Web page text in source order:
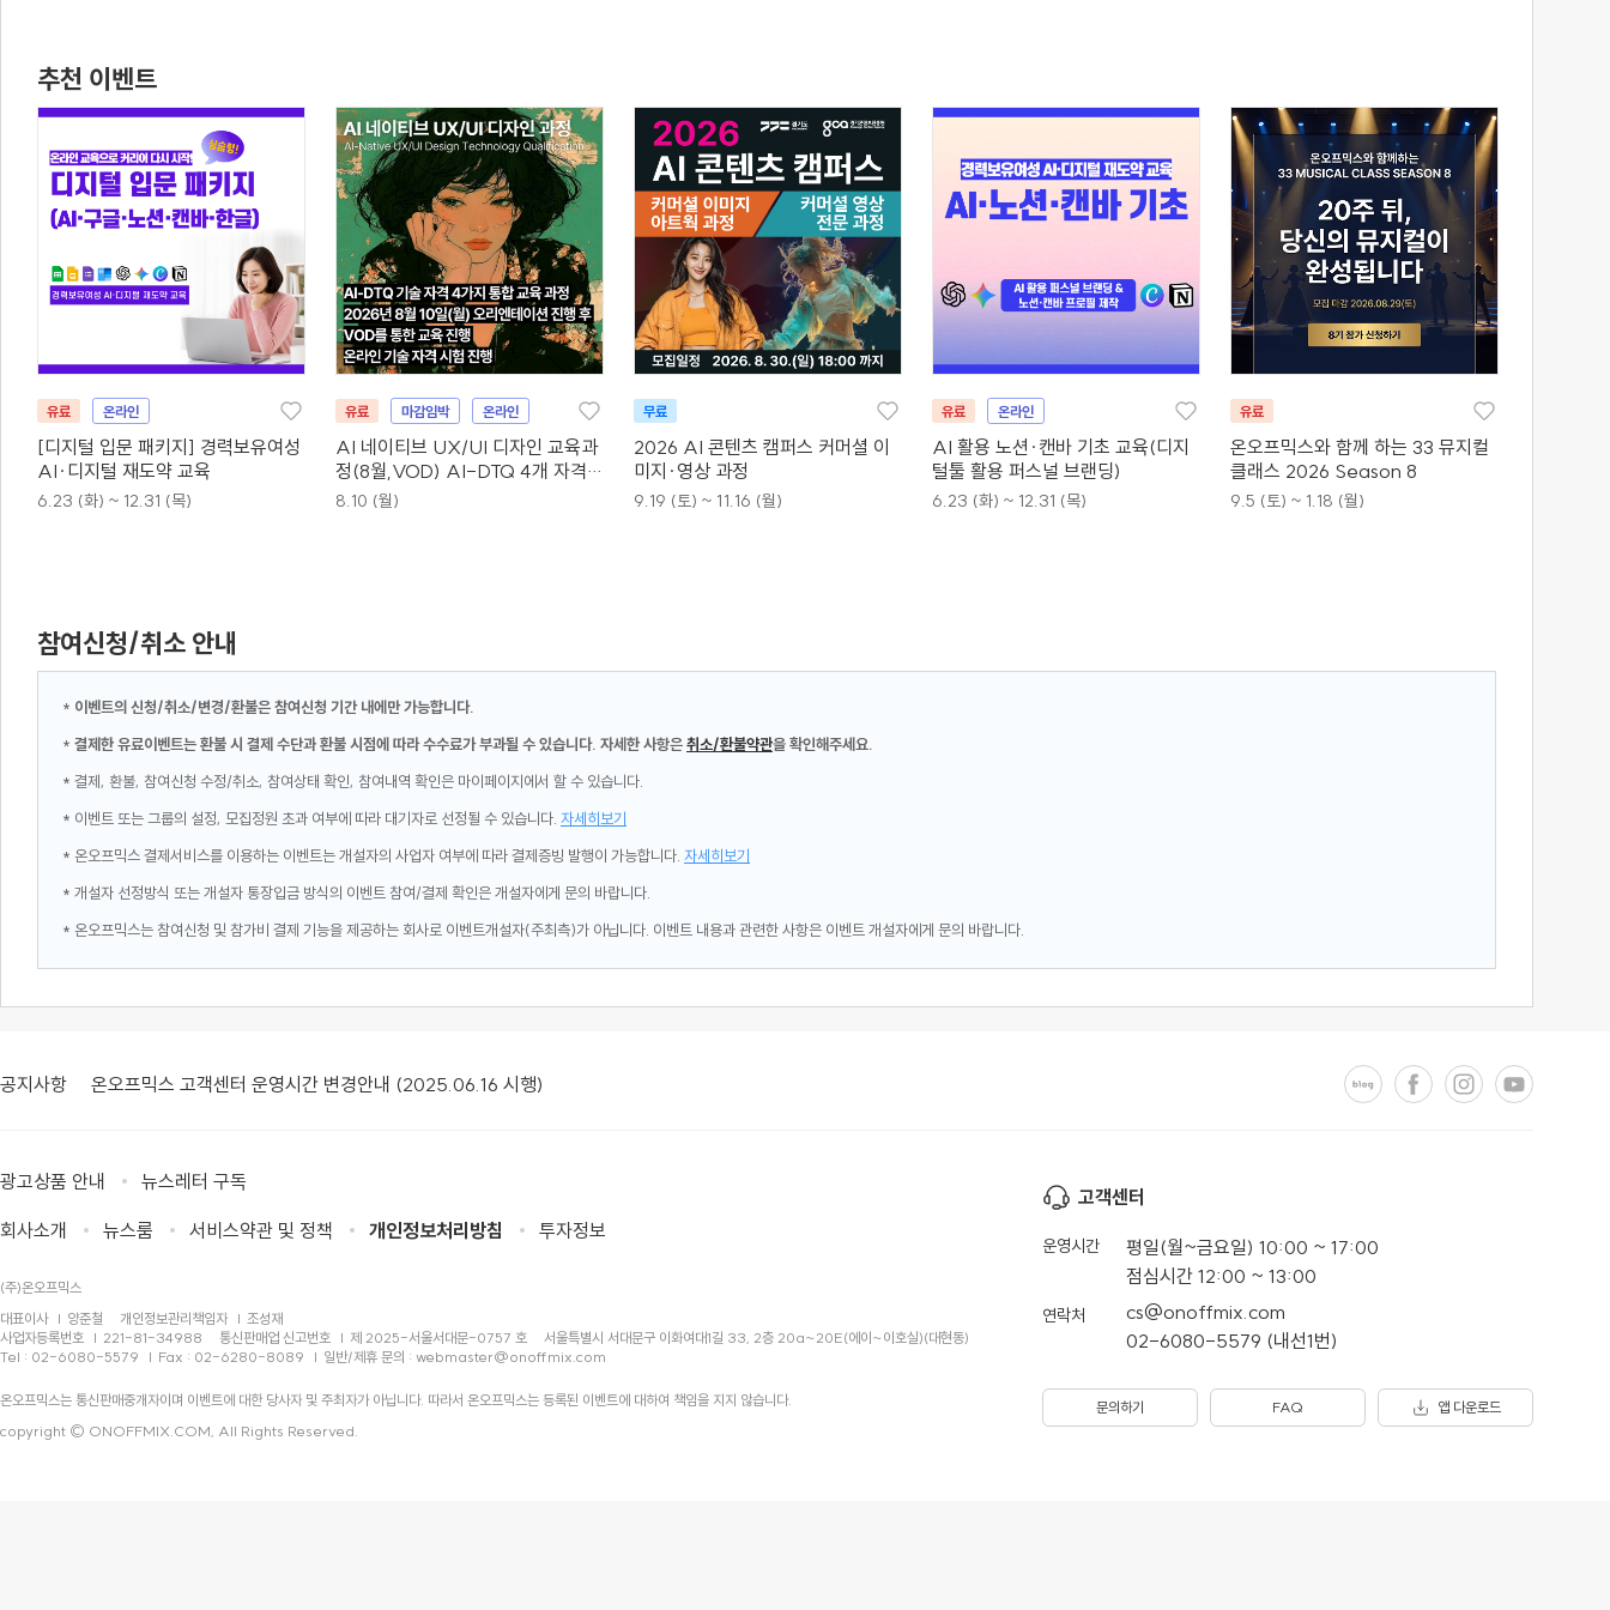
추천 이벤트
유료 온라인
[디지털 입문 패키지] 경력보유여성
AI·디지털 재도약 교육
6.23 (화) ~ 12.31 (목)
유료 마감임박 온라인
AI 네이티브 UX/UI 디자인 교육과
정(8월,VOD) AI-DTQ 4개 자격증
동시취득
8.10 (월)
무료
2026 AI 콘텐츠 캠퍼스 커머셜 이
미지·영상 과정
9.19 (토) ~ 11.16 (월)
유료 온라인
AI 활용 노션·캔바 기초 교육(디지
털툴 활용 퍼스널 브랜딩)
6.23 (화) ~ 12.31 (목)
유료
온오프믹스와 함께 하는 33 뮤지컬
클래스 2026 Season 8
9.5 (토) ~ 1.18 (월)
참여신청/취소 안내
* 이벤트의 신청/취소/변경/환불은 참여신청 기간 내에만 가능합니다.
* 결제한 유료이벤트는 환불 시 결제 수단과 환불 시점에 따라 수수료가 부과될 수 있습니다. 자세한 사항은취소/환불약관을 확인해주세요.
* 결제, 환불, 참여신청 수정/취소, 참여상태 확인, 참여내역 확인은 마이페이지에서 할 수 있습니다.
* 이벤트 또는 그룹의 설정, 모집정원 초과 여부에 따라 대기자로 선정될 수 있습니다. 자세히보기
* 온오프믹스 결제서비스를 이용하는 이벤트는 개설자의 사업자 여부에 따라 결제증빙 발행이 가능합니다. 자세히보기
* 개설자 선정방식 또는 개설자 통장입금 방식의 이벤트 참여/결제 확인은 개설자에게 문의 바랍니다.
* 온오프믹스는 참여신청 및 참가비 결제 기능을 제공하는 회사로 이벤트개설자(주최측)가 아닙니다. 이벤트 내용과 관련한 사항은 이벤트 개설자에게 문의 바랍니다.
공지사항 온오프믹스 고객센터 운영시간 변경안내 (2025.06.16 시행)
광고상품 안내 뉴스레터 구독
회사소개 뉴스룸 서비스약관 및 정책 개인정보처리방침 투자정보
(주)온오프믹스
대표이사
양준철 개인정보관리책임자
조성재
사업자등록번호
221-81-34988 통신판매업 신고번호 제 2025-서울서대문-0757 호
서울특별시 서대문구 이화여대1길 33, 2층 20a~20E(에이~이호실)(대현동)
Tel : 02-6080-5579
Fax : 02-6280-8089 일반/제휴 문의 : webmaster@onoffmix.com
온오프믹스는 통신판매중개자이며 이벤트에 대한 당사자 및 주최자가 아닙니다. 따라서 온오프믹스는 등록된 이벤트에 대하여 책임을 지지 않습니다.
copyright © ONOFFMIX.COM, All Rights Reserved.
고객센터
운영시간
평일(월~금요일) 10:00 ~ 17:00
점심시간 12:00 ~ 13:00
연락처
cs@onoffmix.com
02-6080-5579 (내선1번)
문의하기 FAQ 앱 다운로드